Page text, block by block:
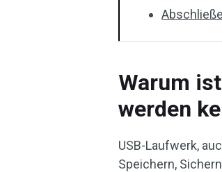
Warum
werden
USB-Laufwerk,
Speichern,